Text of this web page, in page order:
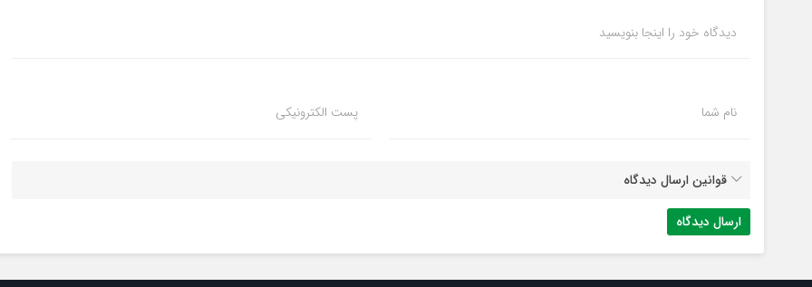
دیدگاه خود را اینجا بنویسید
نام شما پست الکترونیکی
قوانین ارسال دیدگاه